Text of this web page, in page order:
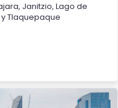
, Janitzio, Lago de
yTlaquepaque